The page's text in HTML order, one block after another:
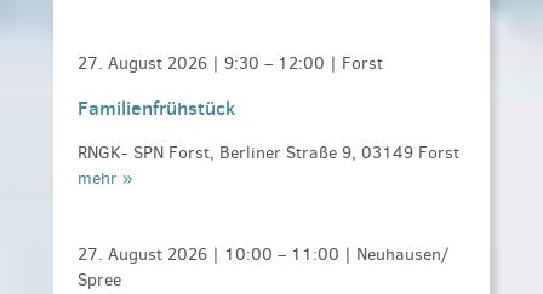
27. August 2026 | 9:30 – 12:00 | Forst
Familienfrühstück
RNGK- SPN Forst, Berliner Straße 9, 03149 Forst
mehr »
27. August 2026 | 10:00 – 11:00 | Neuhausen/
Spree